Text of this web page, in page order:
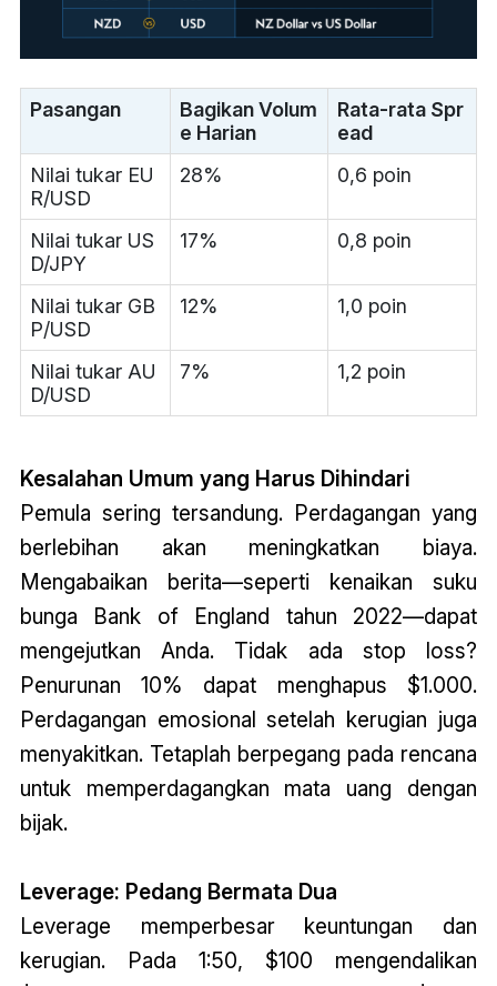
Pasangan
Bagikan Volum
e Harian
Rata-rata Spr
ead
Nilai tukar EU
R/USD
28% 0,6 poin
Nilai tukar US
D/JPY
17% 0,8 poin
Nilai tukar GB
P/USD
12% 1,0 poin
Nilai tukar AU
D/USD
7% 1,2 poin
Kesalahan Umum yang Harus Dihindari
Pemula sering tersandung. Perdagangan yang
berlebihan akan meningkatkan biaya.
Mengabaikan berita—seperti kenaikan suku
bunga Bank of England tahun 2022—dapat
mengejutkan Anda. Tidak ada stop loss?
Penurunan 10% dapat menghapus $1.000.
Perdagangan emosional setelah kerugian juga
menyakitkan. Tetaplah berpegang pada rencana
untuk memperdagangkan mata uang dengan
bijak.
Leverage: Pedang Bermata Dua
Leverage memperbesar keuntungan dan
kerugian. Pada 1:50, $100 mengendalikan